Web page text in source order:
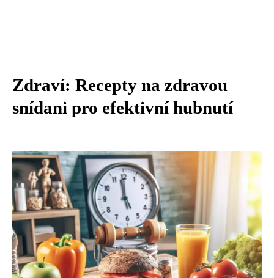
Zdraví: Recepty na zdravou
snídani pro efektivní hubnutí